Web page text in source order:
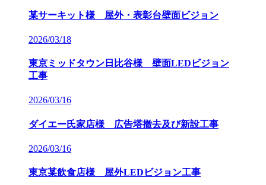
某サーキット様 屋外・表彰台壁面ビジョン
2026/03/18
東京ミッドタウン日比谷様 壁面LEDビジョン
工事
2026/03/16
ダイエー氏家店様 広告塔撤去及び新設工事
2026/03/16
東京某飲食店様 屋外LEDビジョン工事